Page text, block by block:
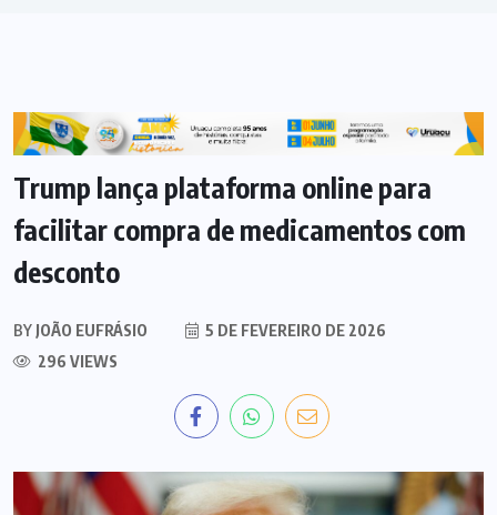
MUNDO
Trump lança plataforma online para
facilitar compra de medicamentos com
desconto
BY JOÃO EUFRÁSIO
5 DE FEVEREIRO DE 2026
296 VIEWS